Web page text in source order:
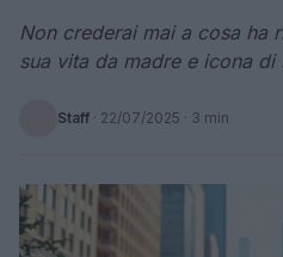
Non crederai mai a cosa ha
sua vita da madre e icona di
Staff · 22/07/2025 · 3 min